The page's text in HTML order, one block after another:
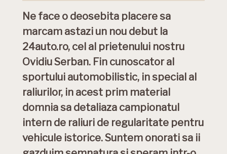
Ne face o deosebita placere sa
marcam astazi un nou debut la
24auto.ro, cel al prietenului nostru
Ovidiu Serban. Fin cunoscator al
sportului automobilistic, in special al
raliurilor, in acest prim material
domnia sa detaliaza campionatul
intern de raliuri de regularitate pentru
vehicule istorice. Suntem onorati sa ii